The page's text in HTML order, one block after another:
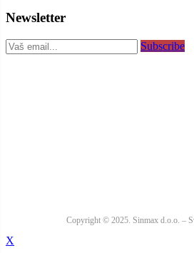
Newsletter
Subscribe
Copyright © 2025. Sinmax d.o.o. –
X